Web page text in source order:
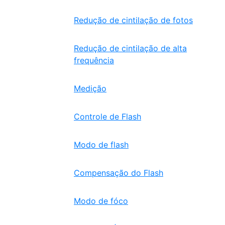
Redução de cintilação de fotos
Redução de cintilação de alta
frequência
Medição
Controle de Flash
Modo de flash
Compensação do Flash
Modo de fóco